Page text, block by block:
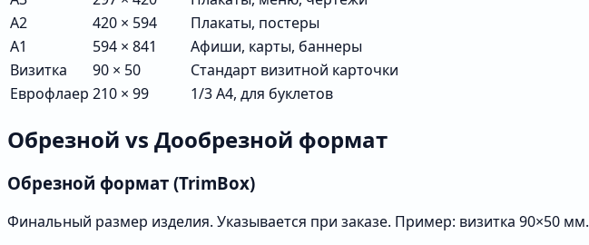
A2
420 × 594
Плакаты, постеры
A1
594 × 841
Афиши, карты, баннеры
Визитка
90 × 50
Стандарт визитной карточки
Еврофлаер 210 × 99 1/3 A4, для буклетов
Обрезной vs Дообрезной формат
Обрезной формат (TrimBox)
Финальный размер изделия. Указывается при заказе. Пример: визитка 90×50 мм.